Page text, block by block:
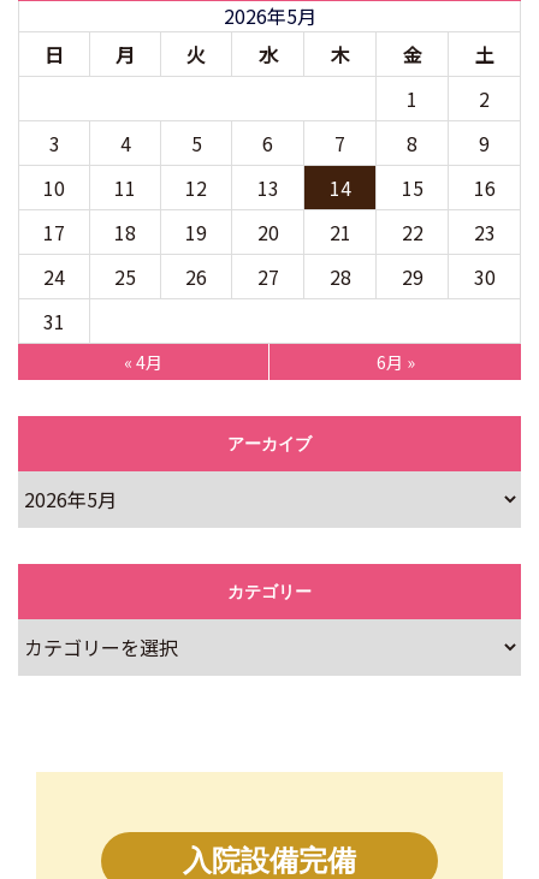
2026年5月
日
月 火 水 木 金
土
1
2
3
4 5 6 7 8
9
10
11 12 13 14 15
16
17
18 19 20 21 22
23
24
25 26 27 28 29
30
31
« 4月 6月 »
アーカイブ
カテゴリー
入院設備完備